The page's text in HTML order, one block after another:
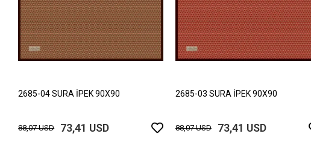
2685-04 SURA İPEK 90X90
88,07 USD 73,41 USD
2685-03 SURA İPEK 90X90
88,07 USD 73,41 USD